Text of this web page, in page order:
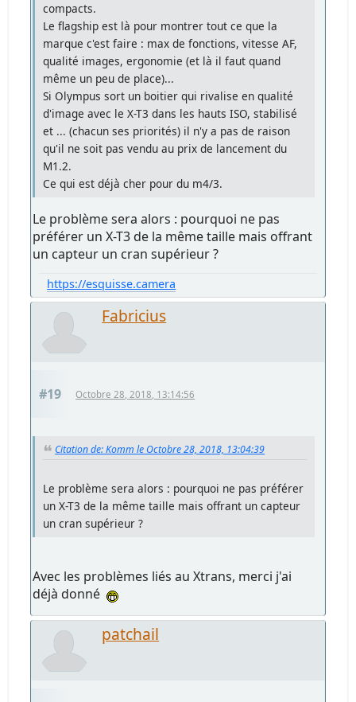
compacts.
Le flagship est là pour montrer tout ce que la
marque c'est faire : max de fonctions, vitesse AF,
qualité images, ergonomie (et là il faut quand
même un peu de place)...
Si Olympus sort un boitier qui rivalise en qualité
d'image avec le X-T3 dans les hauts ISO, stabilisé
et ... (chacun ses priorités) il n'y a pas de raison
qu'il ne soit pas vendu au prix de lancement du
M1.2.
Ce qui est déjà cher pour du m4/3.
Le problème sera alors : pourquoi ne pas
préférer un X-T3 de la même taille mais offrant
un capteur un cran supérieur ?
https://esquisse.camera
Fabricius
#19 Octobre 28, 2018, 13:14:56
Citation de: Komm le Octobre 28, 2018, 13:04:39
Le problème sera alors : pourquoi ne pas préférer
un X-T3 de la même taille mais offrant un capteur
un cran supérieur ?
Avec les problèmes liés au Xtrans, merci j'ai
déjà donné
patchail